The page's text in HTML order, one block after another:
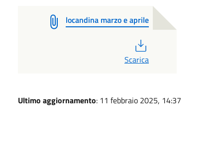
locandina marzo e aprile
Scarica
Ultimo aggiornamento: 11 febbraio 2025, 14:37